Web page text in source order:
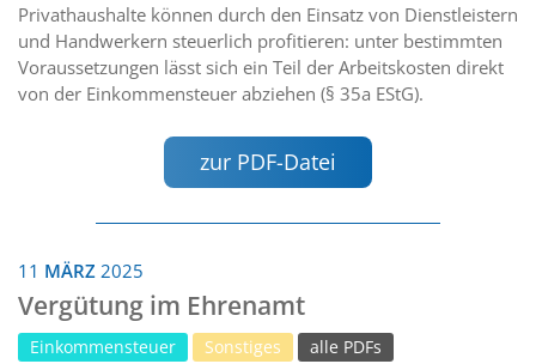
Privathaushalte können durch den Einsatz von Dienstleistern
und Handwerkern steuerlich profitieren: unter bestimmten
Voraussetzungen lässt sich ein Teil der Arbeitskosten direkt
von der Einkommensteuer abziehen (§ 35a EStG).
zur PDF-Datei
11 MÄRZ 2025
Vergütung im Ehrenamt
Einkommensteuer Sonstiges alle PDFs